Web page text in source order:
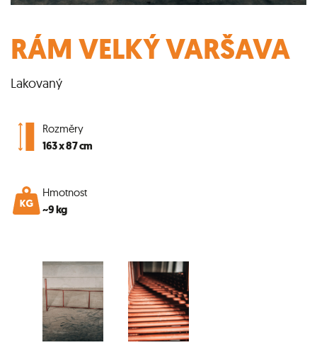
RÁM VELKÝ VARŠAVA
Lakovaný
Rozměry
163 x 87 cm
Hmotnost
~9 kg